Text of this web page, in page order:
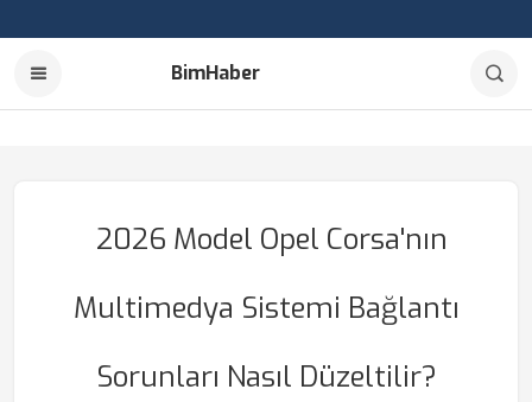
BimHaber
2026 Model Opel Corsa'nın
Multimedya Sistemi Bağlantı
Sorunları Nasıl Düzeltilir?